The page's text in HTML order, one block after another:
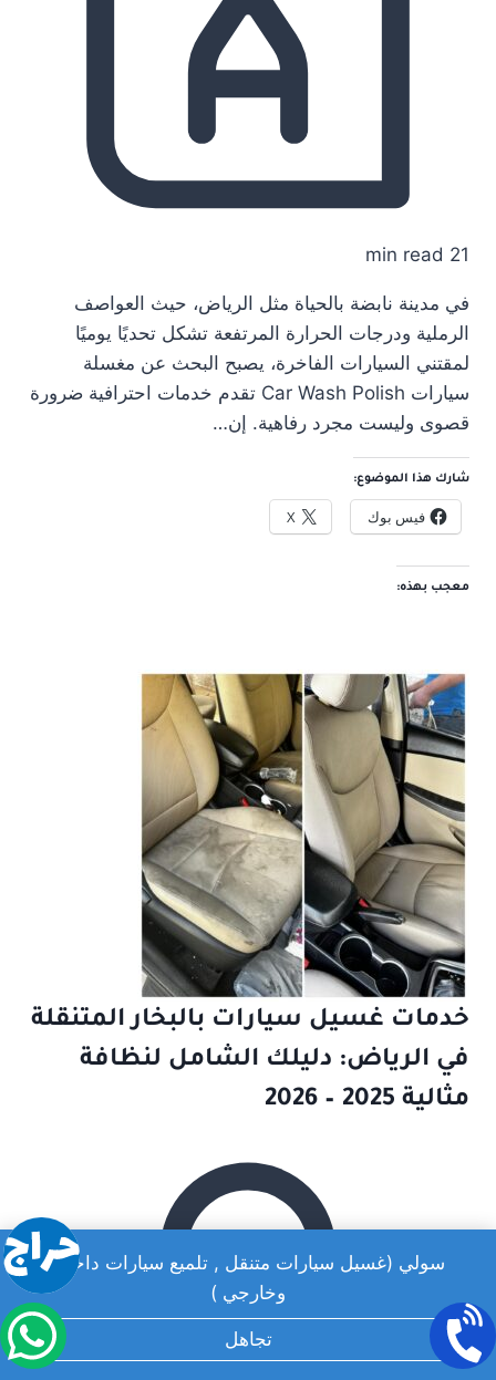
سولي (غسيل سيارات متنقل , تلميع سيارات داخلي
وخارجي )
تجاهل
21 min read
في مدينة نابضة بالحياة مثل الرياض، حيث العواصف
الرملية ودرجات الحرارة المرتفعة تشكل تحديًا يوميًا
لمقتني السيارات الفاخرة، يصبح البحث عن مغسلة
سيارات Car Wash Polish تقدم خدمات احترافية ضرورة
قصوى وليست مجرد رفاهية. إن…
شارك هذا الموضوع:
فيس بوك X
معجب بهذه:
خدمات غسيل سيارات بالبخار المتنقلة
في الرياض: دليلك الشامل لنظافة
مثالية 2025 – 2026